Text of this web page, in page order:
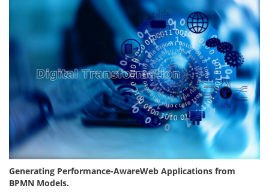
Generating Performance-AwareWeb Applications from
BPMN Models.